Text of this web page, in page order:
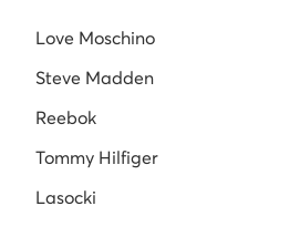
Love Moschino
Steve Madden
Reebok
Tommy Hilfiger
Lasocki